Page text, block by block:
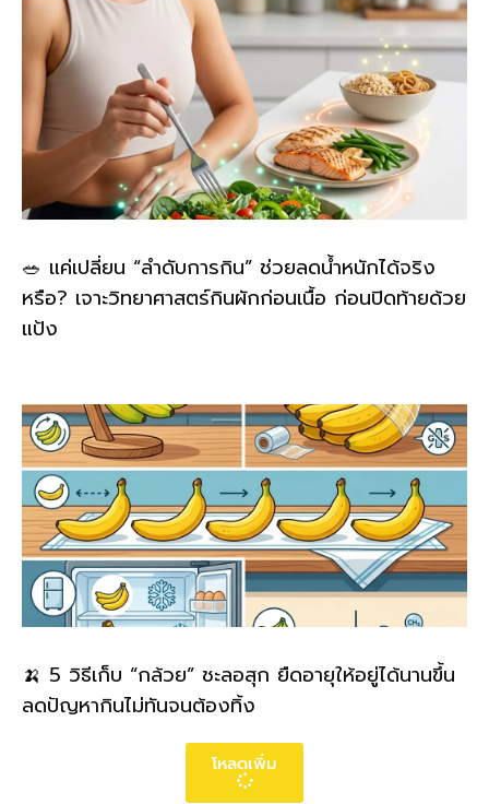
🥗 แค่เปลี่ยน “ลำดับการกิน” ช่วยลดน้ำหนักได้จริง
หรือ? เจาะวิทยาศาสตร์กินผักก่อนเนื้อ ก่อนปิดท้ายด้วย
แป้ง
🍌 5 วิธีเก็บ “กล้วย” ชะลอสุก ยืดอายุให้อยู่ได้นานขึ้น
ลดปัญหากินไม่ทันจนต้องทิ้ง
โหลดเพิ่ม